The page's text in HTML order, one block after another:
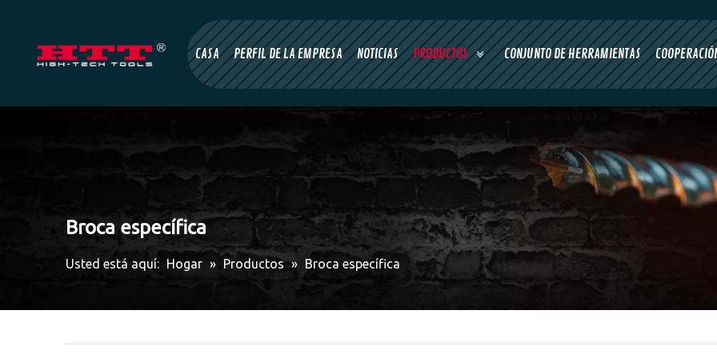
CASA PERFIL DE LA EMPRESA NOTICIAS PRODUCTOS CONJUNTO DE HERRAMIENTAS
Broca específica
Usted está aquí: Hogar » Productos » Broca específica